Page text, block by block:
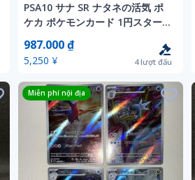
PSA10 サナ SR ナタネの活気 ポ
ケカ ポケモンカード 1円スター
987.000 ₫
5,250 ¥ 4lượt đấu
Miễn phí nội địa